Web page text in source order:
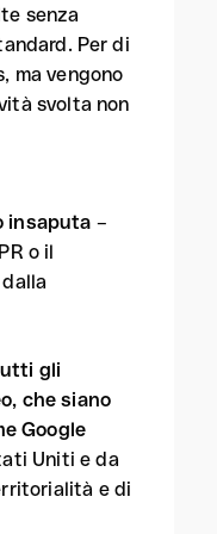
senza
Per di
ma vengono
svolta non
insaputa –
o il
gli
che siano
Google
Uniti e da
e di